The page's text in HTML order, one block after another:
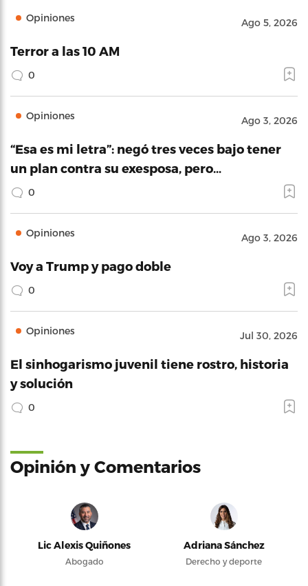
Opiniones Ago 5, 2026
Terror a las 10 AM
0
Opiniones Ago 3, 2026
“Esa es mi letra”: negó tres veces bajo tener
un plan contra su exesposa, pero…
0
Opiniones Ago 3, 2026
Voy a Trump y pago doble
0
Opiniones Jul 30, 2026
El sinhogarismo juvenil tiene rostro, historia
y solución
0
Opinión y Comentarios
Lic Alexis Quiñones
Abogado
Adriana Sánchez
Derecho y deporte